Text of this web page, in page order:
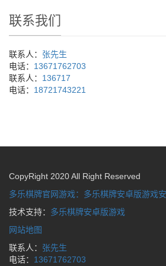
联系我们
联系人： 张先生
电话： 13671762703
联系人： 136717
电话： 18721743221
CopyRight 2020 All Right Reserved
多乐棋牌官网游戏：多乐棋牌安卓版游戏
技术支持： 多乐棋牌安卓版游戏
网站地图
联系人： 张先生
电话： 13671762703